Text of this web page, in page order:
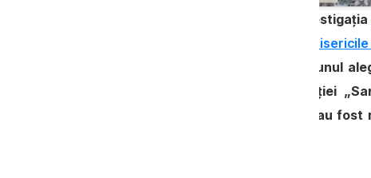
După ce Nordinfo.md a publicat investigația
Cine distribuie „Sare și Lumină” în bisericile
pentru a semăna propagandă în ajunul
Faptă”, care pare o replică a ediției
subordonate Mitropoliei Moldovei, au